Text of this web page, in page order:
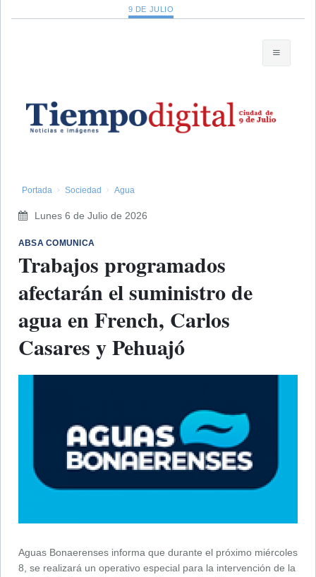
9 DE JULIO
Portada Sociedad Agua
Lunes 6 de Julio de 2026
ABSA COMUNICA
Trabajos programados
afectarán el suministro de
agua en French, Carlos
Casares y Pehuajó
Aguas Bonaerenses informa que durante el próximo miércoles
8, se realizará un operativo especial para la intervención de la